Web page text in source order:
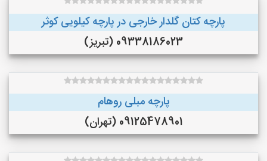
پارچه کتان گلدار خارجی در پارچه کیلویی کوثر
09338186023 (تبریز)
پارچه مبلی روهام
09125478901 (تهران)